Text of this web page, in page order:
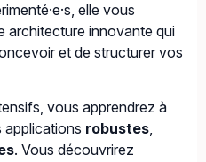
elle vous
architecture innovante qui
et de structurer vos
vous apprendrez à
applications robustes,
. Vous découvrirez